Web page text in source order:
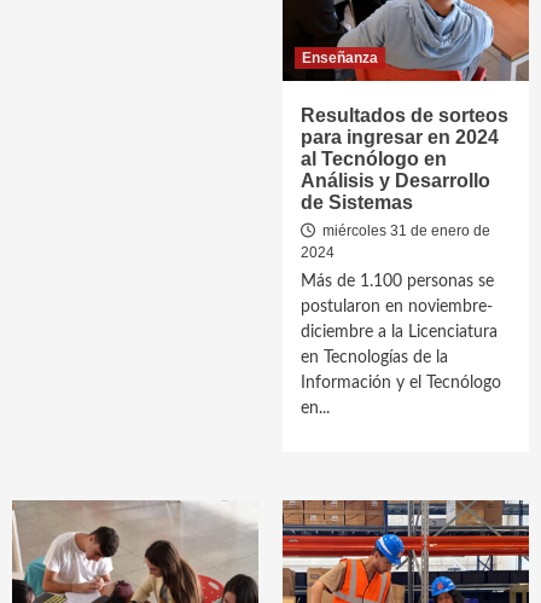
Enseñanza
Resultados de sorteos
para ingresar en 2024
al Tecnólogo en
Análisis y Desarrollo
de Sistemas
miércoles 31 de enero de
2024
Más de 1.100 personas se
postularon en noviembre-
diciembre a la Licenciatura
en Tecnologías de la
Información y el Tecnólogo
en...